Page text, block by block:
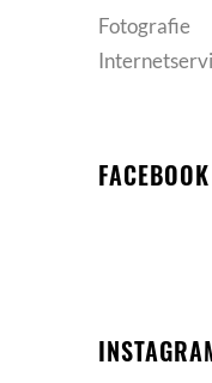
Fotografie
FACEBOOK